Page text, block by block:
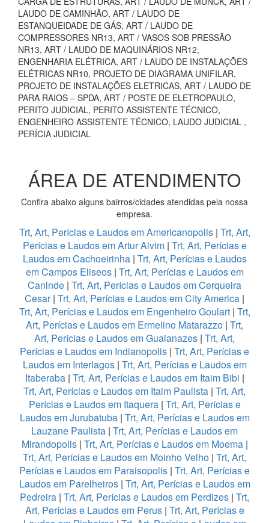
LAUDO DE CAMINHÃO, ART / LAUDO DE
ESTANQUEIDADE DE GÁS, ART / LAUDO DE
COMPRESSORES NR13, ART / VASOS SOB PRESSÃO
NR13, ART / LAUDO DE MAQUINÁRIOS NR12,
ENGENHARIA ELÉTRICA, ART / LAUDO DE INSTALAÇÕES
ELÉTRICAS NR10, PROJETO DE DIAGRAMA UNIFILAR,
PROJETO DE INSTALAÇÕES ELETRICAS, ART / LAUDO DE
PARA RAIOS – SPDA, ART / POSTE DE ELETROPAULO,
PERITO JUDICIAL, PERITO ASSISTENTE TÉCNICO,
ENGENHEIRO ASSISTENTE TÉCNICO, LAUDO JUDICIAL ,
PERÍCIA JUDICIAL
ÁREA DE ATENDIMENTO
Confira abaixo alguns bairros/cidades atendidas pela nossa
empresa.
Trt, Art, Perícias e Laudos em Americanopolis | Trt, Art,
Perícias e Laudos em Artur Alvim | Trt, Art, Perícias e
Laudos em Cachoeirinha| Trt, Art, Perícias e Laudos
em Campos Eliseos | Trt, Art, Perícias e Laudos em
Caninde | Trt, Art, Perícias e Laudos em Cerqueira
Cesar| Trt, Art, Perícias e Laudos em City America |
Trt, Art, Perícias e Laudos em Engenheiro Goulart | Trt,
Art, Perícias e Laudos em Ermelino Matarazzo | Trt,
Art, Perícias e Laudos em Guaianazes | Trt, Art,
Perícias e Laudos em Indianopolis | Trt, Art, Perícias e
Laudos em Interlagos| Trt, Art, Perícias e Laudos em
Itaberaba| Trt, Art, Perícias e Laudos em Itaim Bibi |
Trt, Art, Perícias e Laudos em Itaim Paulista | Trt, Art,
Perícias e Laudos em Itaquera| Trt, Art, Perícias e
Laudos em Jurubatuba| Trt, Art, Perícias e Laudos em
Lauzane Paulista | Trt, Art, Perícias e Laudos em
Mirandopolis| Trt, Art, Perícias e Laudos em Moema|
Trt, Art, Perícias e Laudos em Moinho Velho | Trt, Art,
Perícias e Laudos em Paraisopolis | Trt, Art, Perícias e
Laudos em Parelheiros| Trt, Art, Perícias e Laudos em
Pedreira | Trt, Art, Perícias e Laudos em Perdizes | Trt,
Art, Perícias e Laudos em Perus| Trt, Art, Perícias e